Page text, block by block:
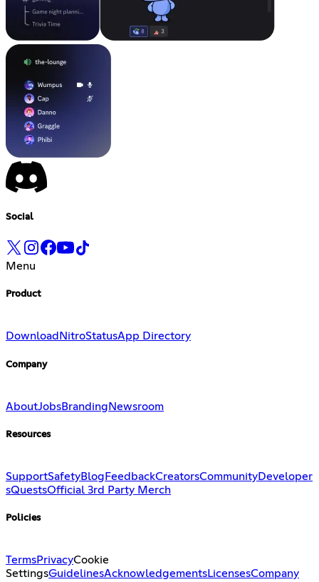
Social
Menu
Product
Download NitroStatusApp Directory
Company
AboutJobsBranding Newsroom
Resources
SupportSafetyBlog FeedbackCreatorsCommunityDeveloper
sQuestsOfficial 3rd Party Merch
Policies
TermsPrivacyCookie
SettingsGuidelinesAcknowledgementsLicensesCompany